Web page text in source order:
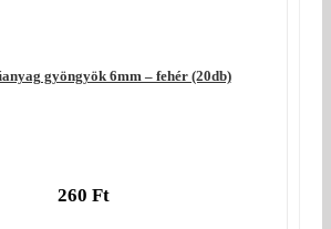
gyöngyök 6mm – fehér (20db)
260 Ft